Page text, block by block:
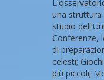
una struttura
studio
Conferenze,
di
celesti;
più piccoli;